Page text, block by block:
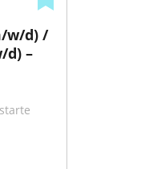
w/d) /
d) –